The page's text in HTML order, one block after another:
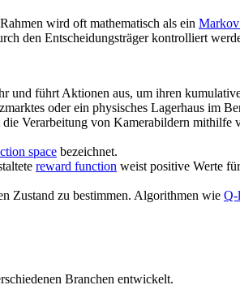
wird oft mathematisch als ein
den Entscheidungsträger kontrolliert
und führt Aktionen aus, um ihren
oder ein physisches Lagerhaus im
Verarbeitung von Kamerabildern mithilfe
space bezeichnet.
reward function weist positive Werte
Zustand zu bestimmen. Algorithmen wie Q-
Branchen entwickelt.